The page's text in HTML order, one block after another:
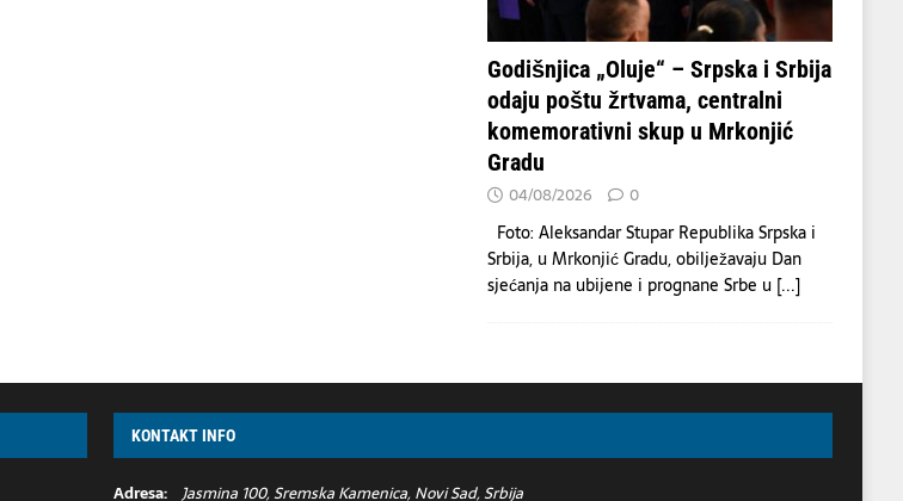
Godišnjica „Oluje“ – Srpska i Srbija
odaju poštu žrtvama, centralni
komemorativni skup u Mrkonjić
Gradu
04/08/2026 0
Foto: Aleksandar Stupar Republika Srpska i
Srbija, u Mrkonjić Gradu, obilježavaju Dan
sjećanja na ubijene i prognane Srbe u [...]
KONTAKT INFO
Adresa: Jasmina 100, Sremska Kamenica, Novi Sad, Srbija